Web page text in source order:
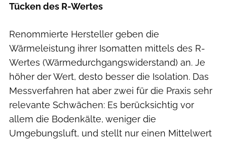
Tücken des R-Wertes
Renommierte Hersteller geben die
Wärmeleistung ihrer Isomatten mittels des R-
Wertes (Wärmedurchgangswiderstand) an. Je
höher der Wert, desto besser die Isolation. Das
Messverfahren hat aber zwei für die Praxis sehr
relevante Schwächen: Es berücksichtig vor
allem die Bodenkälte, weniger die
Umgebungsluft, und stellt nur einen Mittelwert